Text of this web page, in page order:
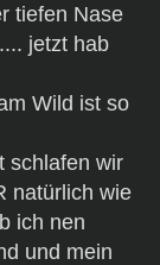
tiefen Nase
jetzt hab
Wild ist so
schlafen wir
natürlich wie
ich nen
und mein